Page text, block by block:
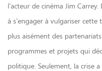
l’acteur de cinéma Jim
à s’engager à vulgariser
plus aisément des
programmes et projets qui
politique. Seulement, la crise